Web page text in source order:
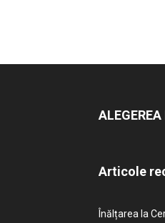
Articole
Înălțarea la